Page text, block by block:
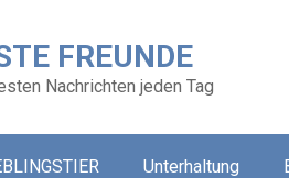
FREUNDE
Nachrichten jeden Tag
Unterhaltung